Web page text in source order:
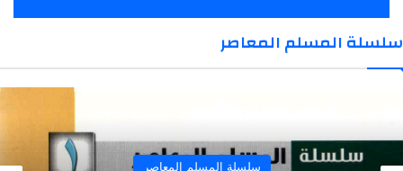
سلسلة المسلم المعاصر
سلسلة المسلم المعاصر